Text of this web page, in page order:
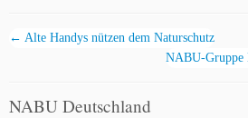
← Alte Handys nützen dem Naturschutz
NABU-Gruppe
NABU Deutschland